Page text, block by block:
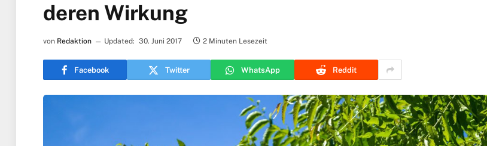
deren Wirkung
von Redaktion Updated: 30. Juni 2017 2 Minuten Lesezeit
Facebook Twitter WhatsApp Reddit